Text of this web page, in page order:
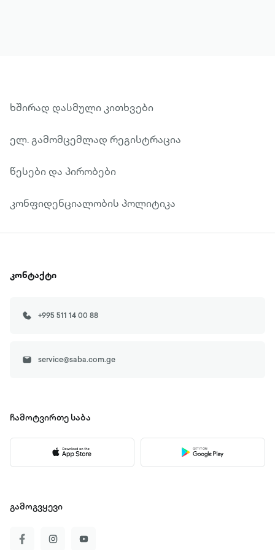
ხშირად დასმული კითხვები
ელ. გამომცემლად რეგისტრაცია
წესები და პირობები
კონფიდენციალობის პოლიტიკა
კონტაქტი
+995 511 14 00 88
service@saba.com.ge
ჩამოტვირთე საბა
გამოგვყევი